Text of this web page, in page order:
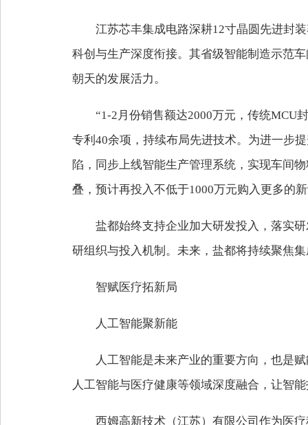
江苏芯丰集成电路深耕12寸晶圆先进封
科创与生产深度衔接。其省级智能制造示范
朝天的发展活力。
“1-2月份销售额达2000万元，传统MCU
专利40余项，持续布局先进技术。为进一步
陷，同步上线智能生产管理系统，实现车间
叠，预计再投入不低于1000万元购入更多的
盐都始终支持企业加大研发投入，落实
研组织与投入机制。未来，盐都将持续聚焦
智赋医疗拓新局
人工智能聚新能
人工智能是未来产业的重要方向，也是
人工智能与医疗健康等领域深度融合，让智
西姆高新技术（江苏）有限公司作为医